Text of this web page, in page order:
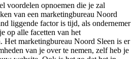
voordelen opnoemen die je zal
van een marketingbureau Noord
liggende factor is tijd, als ondernemer
op alle facetten van het
Het marketingbureau Noord Sleen is er
van je over te nemen, zelf heb je